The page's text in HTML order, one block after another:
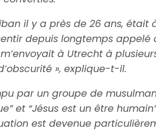
il y a près de 26 ans, était
depuis longtemps
à Utrecht à
», explique-t-il.
par un groupe de
et “Jésus est un être
est devenue